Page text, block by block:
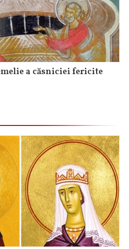
a căsniciei fericite